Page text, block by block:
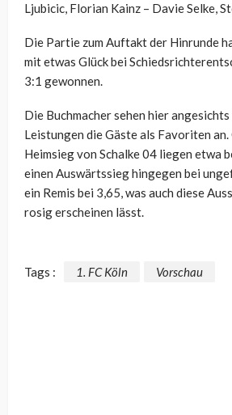
Ljubicic, Florian Kainz – Davie Selke,
Die Partie zum Auftakt der Hinrunde
mit etwas Glück bei
3:1 gewonnen.
Die Buchmacher sehen hier
Leistungen die Gäste als Favoriten
Heimsieg von Schalke 04 liegen etwa
einen Auswärtssieg hingegen bei
ein Remis bei 3,65, was auch diese
rosig erscheinen lässt.
Tags : 1. FC Köln Vorschau